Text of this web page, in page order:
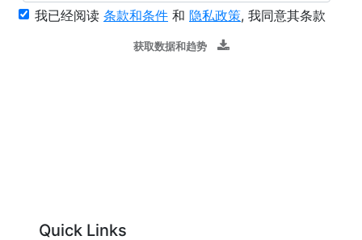
我已经阅读 条款和条件 和 隐私政策, 我同意其条款
获取数据和趋势
Quick Links